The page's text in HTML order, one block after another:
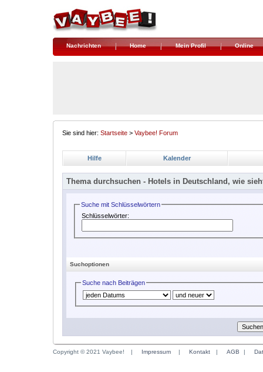
Nachrichten Home Mein Profil Online
Sie sind hier: Startseite > Vaybee! Forum
Hilfe Kalender
Thema durchsuchen - Hotels in Deutschland, wie
Suche mit Schlüsselwörtern
Schlüsselwörter:
Suchoptionen
Suche nach Beiträgen
Copyright © 2021 Vaybee! | Impressum | Kontakt | AGB |